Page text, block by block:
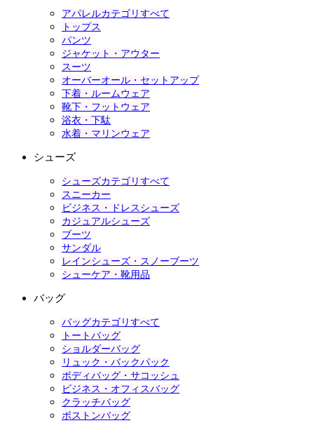
アパレルカテゴリすべて
トップス
パンツ
ジャケット・アウター
スーツ
オーバーオール・セットアップ
下着・ルームウェア
靴下・フットウェア
浴衣・下駄
水着・マリンウェア
シューズ
シューズカテゴリすべて
スニーカー
ビジネス・ドレスシューズ
カジュアルシューズ
ブーツ
サンダル
レインシューズ・スノーブーツ
シューケア・靴用品
バッグ
バッグカテゴリすべて
トートバッグ
ショルダーバッグ
リュック・バックパック
ボディバッグ・サコッシュ
ビジネス・オフィスバッグ
クラッチバッグ
ボストンバッグ